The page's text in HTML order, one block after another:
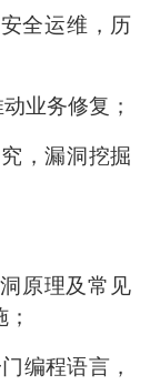
全运维，历
业务修复；
，漏洞挖掘
原理及常见
编程语言，